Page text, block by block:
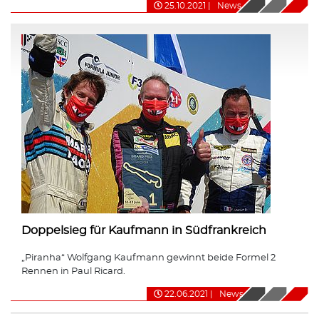
25.10.2021 News
Doppelsieg für Kaufmann in Südfrankreich
„Piranha“ Wolfgang Kaufmann gewinnt beide Formel 2
Rennen in Paul Ricard.
22.06.2021 News